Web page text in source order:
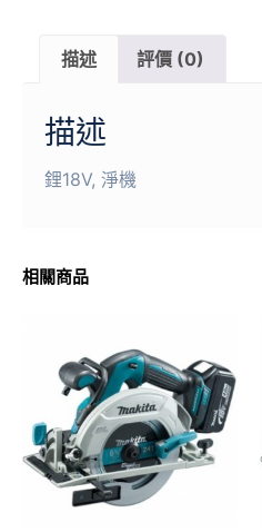
描述 評價 (0)
描述
鋰18V, 淨機
相關商品